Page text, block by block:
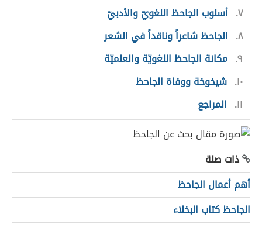
٧ أسلوب الجاحظ اللغويّ والأدبيّ
٨ الجاحظ شاعراً وناقداً في الشعر
٩ مكانة الجاحظ اللغويّة والعلميّة
١٠ شيخوخة ووفاة الجاحظ
١١
المراجع
ذات صلة
أهم أعمال الجاحظ
الجاحظ كتاب البخلاء